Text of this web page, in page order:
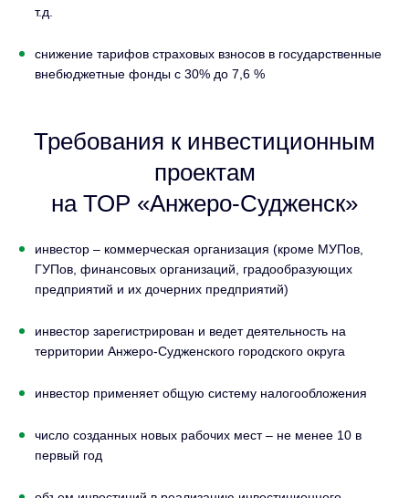
т.д.
снижение тарифов страховых взносов в государственные
внебюджетные фонды с 30% до 7,6 %
Требования к инвестиционным
проектам
на ТОР «Анжеро-Судженск»
инвестор – коммерческая организация (кроме МУПов,
ГУПов, финансовых организаций, градообразующих
предприятий и их дочерних предприятий)
инвестор зарегистрирован и ведет деятельность на
территории Анжеро-Судженского городского округа
инвестор применяет общую систему налогообложения
число созданных новых рабочих мест – не менее 10 в
первый год